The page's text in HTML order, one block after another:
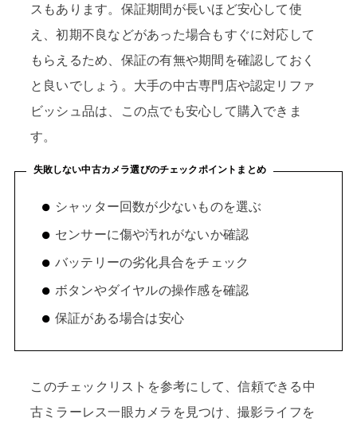
スもあります。保証期間が長いほど安心して使
え、初期不良などがあった場合もすぐに対応して
もらえるため、保証の有無や期間を確認しておく
と良いでしょう。大手の中古専門店や認定リファ
ビッシュ品は、この点でも安心して購入できま
す。
失敗しない中古カメラ選びのチェックポイントまとめ
シャッター回数が少ないものを選ぶ
センサーに傷や汚れがないか確認
バッテリーの劣化具合をチェック
ボタンやダイヤルの操作感を確認
保証がある場合は安心
このチェックリストを参考にして、信頼できる中
古ミラーレス一眼カメラを見つけ、撮影ライフを